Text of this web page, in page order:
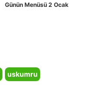
Günün Menüsü 2 Ocak
uskumru